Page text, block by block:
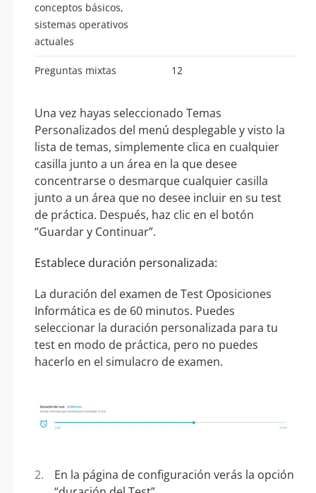
conceptos básicos,
sistemas operativos
actuales
Preguntas mixtas 12
Una vez hayas seleccionado Temas
Personalizados del menú desplegable y visto la
lista de temas, simplemente clica en cualquier
casilla junto a un área en la que desee
concentrarse o desmarque cualquier casilla
junto a un área que no desee incluir en su test
de práctica. Después, haz clic en el botón
“Guardar y Continuar”.
Establece duración personalizada:
La duración del examen de Test Oposiciones
Informática es de 60 minutos. Puedes
seleccionar la duración personalizada para tu
test en modo de práctica, pero no puedes
hacerlo en el simulacro de examen.
En la página de configuración verás la opción